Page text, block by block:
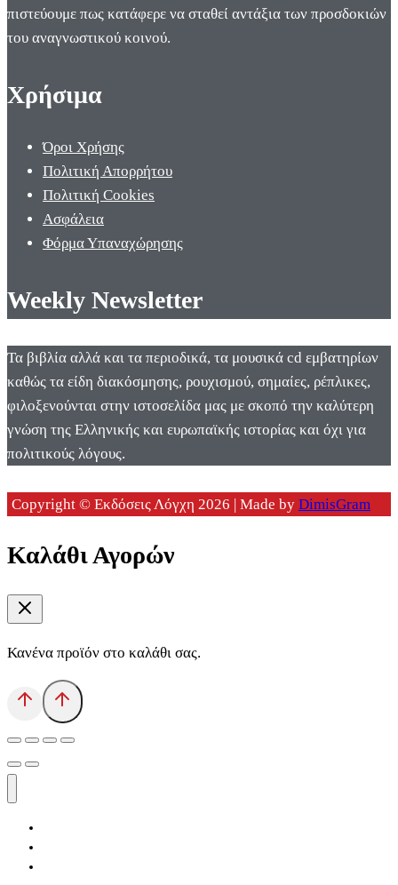
πιστεύουμε πως κατάφερε να σταθεί αντάξια των προσδοκιών
του αναγνωστικού κοινού.
Χρήσιμα
Όροι Χρήσης
Πολιτική Απορρήτου
Πολιτική Cookies
Ασφάλεια
Φόρμα Υπαναχώρησης
Weekly Newsletter
Τα βιβλία αλλά και τα περιοδικά, τα μουσικά cd εμβατηρίων
καθώς τα είδη διακόσμησης, ρουχισμού, σημαίες, ρέπλικες,
φιλοξενούνται στην ιστοσελίδα μας με σκοπό την καλύτερη
γνώση της Ελληνικής και ευρωπαϊκής ιστορίας και όχι για
πολιτικούς λόγους.
Copyright © Εκδόσεις Λόγχη 2026 | Made by DimisGram
Καλάθι Αγορών
Κανένα προϊόν στο καλάθι σας.